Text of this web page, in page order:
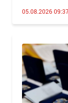
05.08.2026